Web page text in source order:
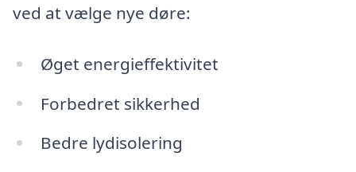
ved at vælge nye døre:
Øget energieffektivitet
Forbedret sikkerhed
Bedre lydisolering